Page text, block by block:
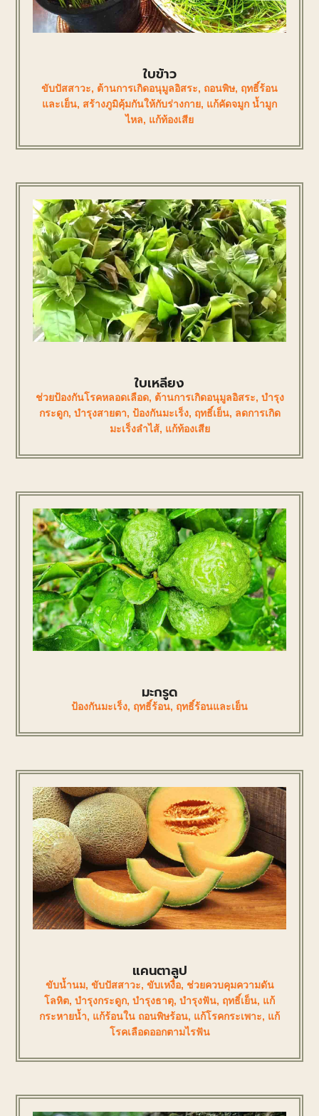
ใบข้าว
ขับปัสสาวะ, ต้านการเกิดอนุมูลอิสระ, ถอนพิษ, ฤทธิ์ร้อน
และเย็น, สร้างภูมิคุ้มกันให้กับร่างกาย, แก้คัดจมูก น้ำมูก
ไหล, แก้ท้องเสีย
ใบเหลียง
ช่วยป้องกันโรคหลอดเลือด, ต้านการเกิดอนุมูลอิสระ, บำรุง
กระดูก, บำรุงสายตา, ป้องกันมะเร็ง, ฤทธิ์เย็น, ลดการเกิด
มะเร็งลำไส้, แก้ท้องเสีย
มะกรูด
ป้องกันมะเร็ง, ฤทธิ์ร้อน, ฤทธิ์ร้อนและเย็น
แคนตาลูป
ขับน้ำนม, ขับปัสสาวะ, ขับเหงื่อ, ช่วยควบคุมความดัน
โลหิต, บำรุงกระดูก, บำรุงธาตุ, บำรุงฟัน, ฤทธิ์เย็น, แก้
กระหายน้ำ, แก้ร้อนใน ถอนพิษร้อน, แก้โรคกระเพาะ, แก้
โรคเลือดออกตามไรฟัน